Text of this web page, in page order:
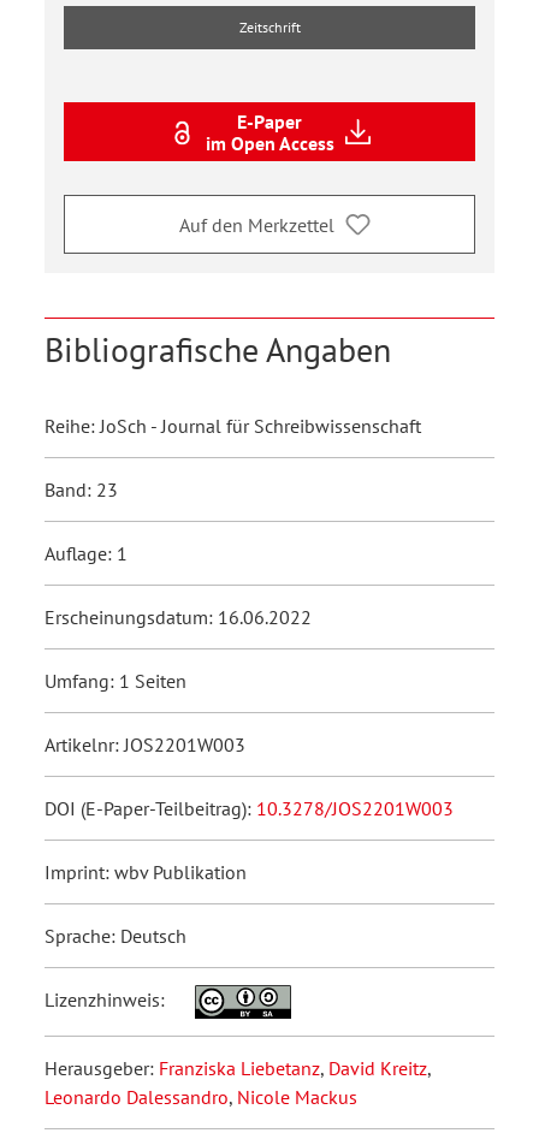
Zeitschrift
E-Paper
im Open Access
Auf den Merkzettel
Bibliografische Angaben
Reihe: JoSch - Journal für Schreibwissenschaft
Band: 23
Auflage: 1
Erscheinungsdatum: 16.06.2022
Umfang: 1 Seiten
Artikelnr: JOS2201W003
DOI (E-Paper-Teilbeitrag): 10.3278/JOS2201W003
Imprint: wbv Publikation
Sprache: Deutsch
Lizenzhinweis:
Herausgeber: Franziska Liebetanz, David Kreitz,
Leonardo Dalessandro, Nicole Mackus